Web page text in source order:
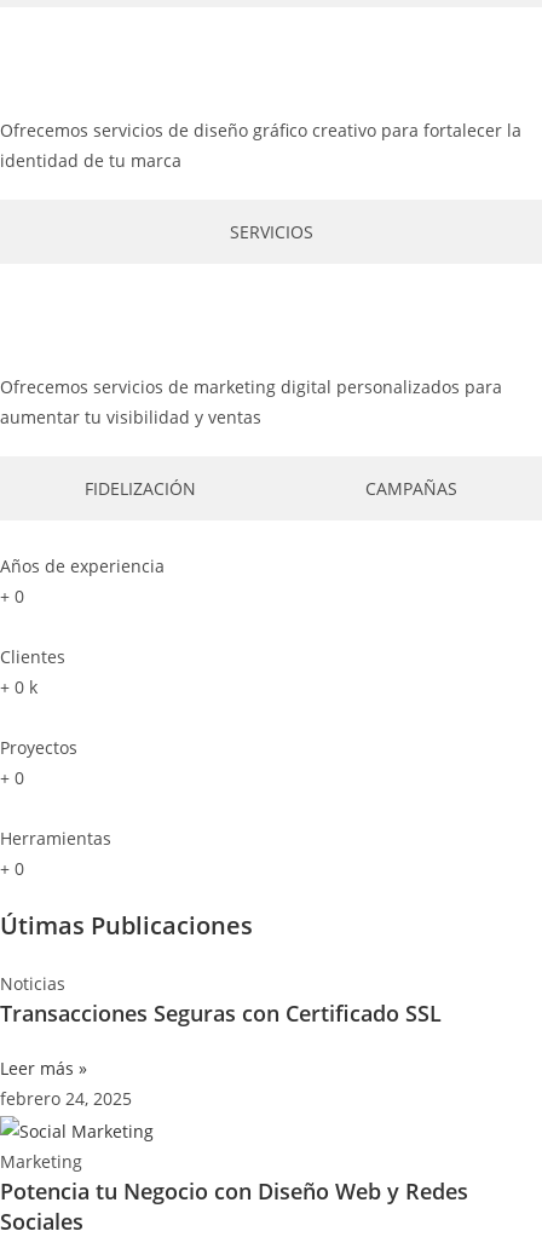
Ofrecemos servicios de diseño gráfico creativo para fortalecer la
identidad de tu marca
SERVICIOS
Ofrecemos servicios de marketing digital personalizados para
aumentar tu visibilidad y ventas
FIDELIZACIÓN CAMPAÑAS
Años de experiencia
+ 0
Clientes
+ 0 k
Proyectos
+ 0
Herramientas
+ 0
Útimas Publicaciones
Noticias
Transacciones Seguras con Certificado SSL
Leer más »
febrero 24, 2025
Marketing
Potencia tu Negocio con Diseño Web y Redes
Sociales